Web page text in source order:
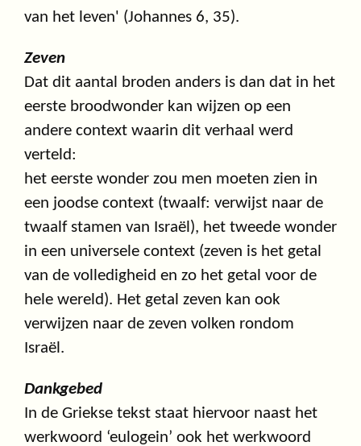
van het leven' (Johannes 6, 35).
Zeven
Dat dit aantal broden anders is dan dat in het
eerste broodwonder kan wijzen op een
andere context waarin dit verhaal werd
verteld:
het eerste wonder zou men moeten zien in
een joodse context (twaalf: verwijst naar de
twaalf stamen van Israël), het tweede wonder
in een universele context (zeven is het getal
van de volledigheid en zo het getal voor de
hele wereld). Het getal zeven kan ook
verwijzen naar de zeven volken rondom
Israël.
Dankgebed
In de Griekse tekst staat hiervoor naast het
werkwoord ‘eulogein’ ook het werkwoord